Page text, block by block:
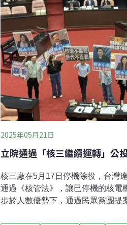
2025年05月21日
立院通過「核三繼續運轉」公
核三廠在5月17日停機除役，台灣
通過《核管法》，讓已停機的核電
步於人數優勢下，通過民眾黨團提